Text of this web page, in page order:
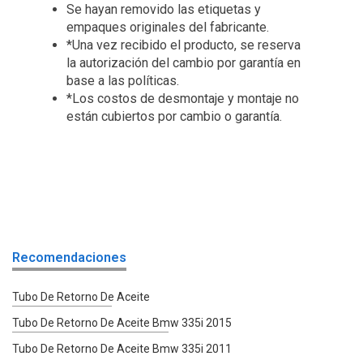
Se hayan removido las etiquetas y
empaques originales del fabricante.
*Una vez recibido el producto, se reserva
la autorización del cambio por garantía en
base a las políticas.
*Los costos de desmontaje y montaje no
están cubiertos por cambio o garantía.
Recomendaciones
Tubo De Retorno De Aceite
Tubo De Retorno De Aceite Bmw 335i 2015
Tubo De Retorno De Aceite Bmw 335i 2011